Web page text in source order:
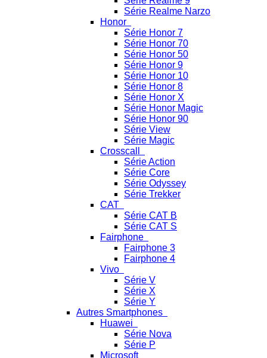
Série Realme Narzo
Honor
Série Honor 7
Série Honor 70
Série Honor 50
Série Honor 9
Série Honor 10
Série Honor 8
Série Honor X
Série Honor Magic
Série Honor 90
Série View
Série Magic
Crosscall
Série Action
Série Core
Série Odyssey
Série Trekker
CAT
Série CAT B
Série CAT S
Fairphone
Fairphone 3
Fairphone 4
Vivo
Série V
Série X
Série Y
Autres Smartphones
Huawei
Série Nova
Série P
Microsoft